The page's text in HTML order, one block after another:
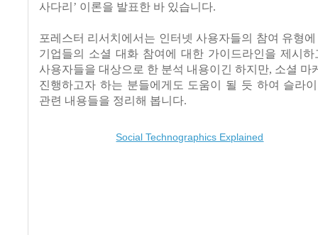
사다리’ 이론을 발표한 바 있습니다.
포레스터 리서치에서는 인터넷 사용자들의 참여 유형
기업들의 소셜 대화 참여에 대한 가이드라인을 제시하
사용자들을 대상으로 한 분석 내용이긴 하지만, 소셜 마
진행하고자 하는 분들에게도 도움이 될 듯 하여 슬라
관련 내용들을 정리해 봅니다.
Social Technographics Explained